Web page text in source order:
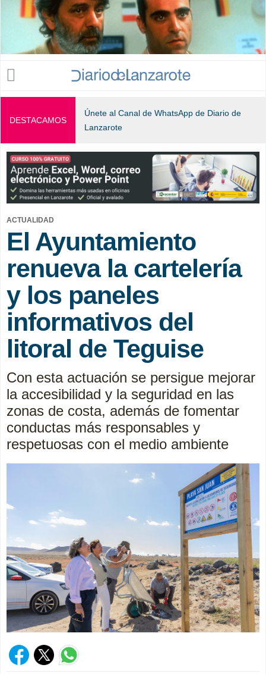
Jump to navigation
DESTACAMOS
Únete al Canal de WhatsApp de Diario de
Lanzarote
ACTUALIDAD
El Ayuntamiento
renueva la cartelería
y los paneles
informativos del
litoral de Teguise
Con esta actuación se persigue mejorar
la accesibilidad y la seguridad en las
zonas de costa, además de fomentar
conductas más responsables y
respetuosas con el medio ambiente